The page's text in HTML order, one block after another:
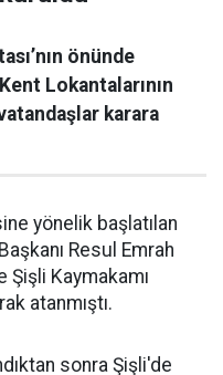
önünde
Lokantalarının
karara
yönelik başlatılan
Resul Emrah
Şişli Kaymakamı
atanmıştı.
sonra Şişli'de